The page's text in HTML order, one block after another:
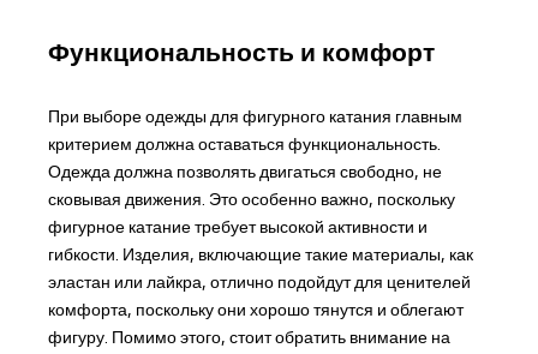
Функциональность и комфорт
При выборе одежды для фигурного катания главным
критерием должна оставаться функциональность.
Одежда должна позволять двигаться свободно, не
сковывая движения. Это особенно важно, поскольку
фигурное катание требует высокой активности и
гибкости. Изделия, включающие такие материалы, как
эластан или лайкра, отлично подойдут для ценителей
комфорта, поскольку они хорошо тянутся и облегают
фигуру. Помимо этого, стоит обратить внимание на